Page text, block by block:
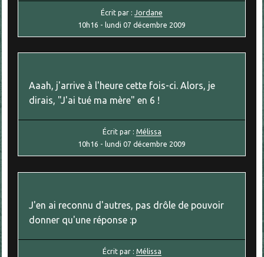
Écrit par : Jordane
10h16 -lundi 07 décembre 2009
Aaah, j'arrive à l'heure cette fois-ci. Alors, je
dirais, "J'ai tué ma mère" en 6 !
Écrit par : Mélissa
10h16 - lundi 07 décembre 2009
J'en ai reconnu d'autres, pas drôle de pouvoir
donner qu'une réponse :p
Écrit par : Mélissa